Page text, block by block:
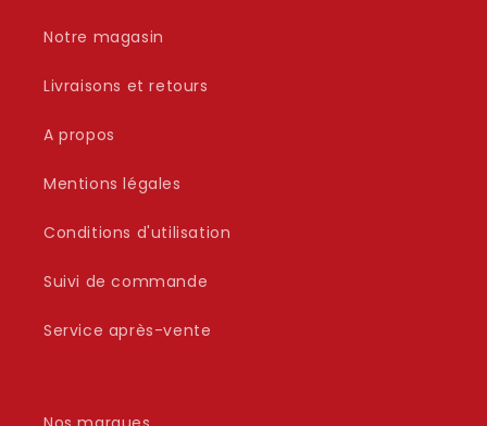
Notre magasin
Livraisons et retours
A propos
Mentions légales
Conditions d'utilisation
Suivi de commande
Service après-vente